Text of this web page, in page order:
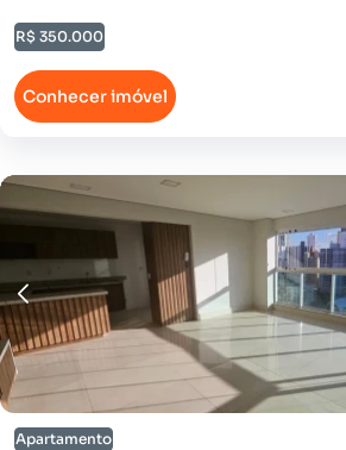
R$ 350.000
Conhecer imóvel
Apartamento